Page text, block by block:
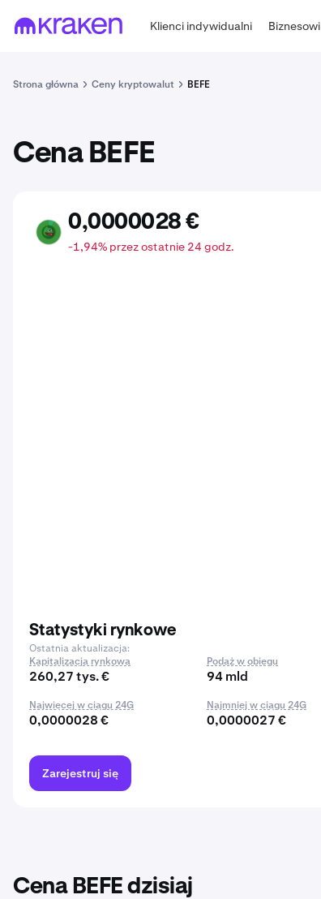
Klienci indywidualni Biznesowi
Strona główna Ceny kryptowalut BEFE
Cena BEFE
BEFE 0,0000028 €
-1,94% przez ostatnie 24 godz.
Statystyki rynkowe
Ostatnia aktualizacja:
Kapitalizacja rynkowa
260,27 tys. €
Podaż w obiegu
94 mld
Najwięcej w ciągu 24G
0,0000028 €
Najmniej w ciągu 24G
0,0000027 €
Zarejestruj się
Cena BEFE dzisiaj